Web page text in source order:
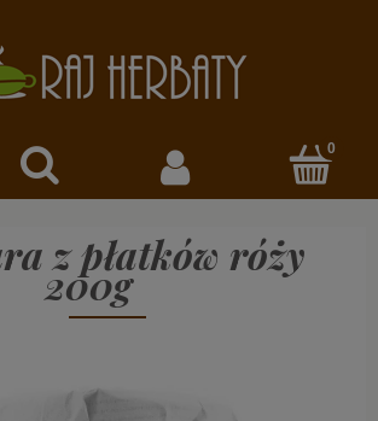
z płatków róży
200g